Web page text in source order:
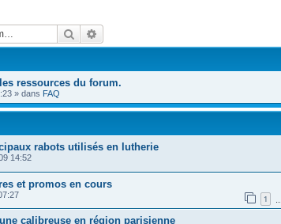
Rechercher
ressources du forum.
» dans FAQ
rabots utilisés en lutherie
14:52
et promos en cours
1
calibreuse en région parisienne